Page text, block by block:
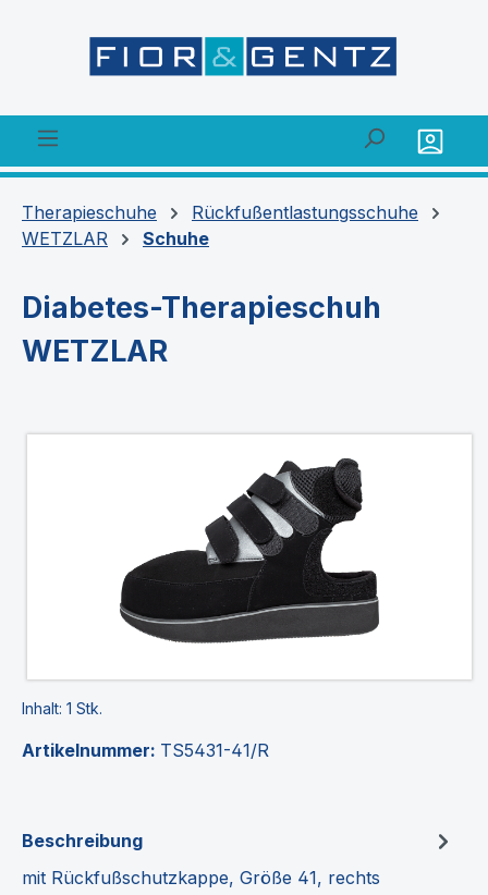
Therapieschuhe
Rückfußentlastungsschuhe
WETZLAR
Schuhe
Diabetes-Therapieschuh
WETZLAR
Inhalt: 1 Stk.
Artikelnummer: TS5431-41/R
Beschreibung
mit Rückfußschutzkappe, Größe 41, rechts